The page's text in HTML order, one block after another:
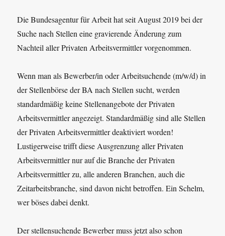
Die Bundesagentur für Arbeit hat seit August 2019 bei der
Suche nach Stellen eine gravierende Änderung zum
Nachteil aller Privaten Arbeitsvermittler vorgenommen.
Wenn man als Bewerber/in oder Arbeitsuchende (m/w/d) in
der Stellenbörse der BA nach Stellen sucht, werden
standardmäßig keine Stellenangebote der Privaten
Arbeitsvermittler angezeigt. Standardmäßig sind alle Stellen
der Privaten Arbeitsvermittler deaktiviert worden!
Lustigerweise trifft diese Ausgrenzung aller Privaten
Arbeitsvermittler nur auf die Branche der Privaten
Arbeitsvermittler zu, alle anderen Branchen, auch die
Zeitarbeitsbranche, sind davon nicht betroffen. Ein Schelm,
wer böses dabei denkt.
Der stellensuchende Bewerber muss jetzt also schon